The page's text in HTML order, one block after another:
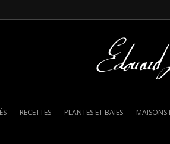
RECETTES PLANTES ET BAIES MAISONS